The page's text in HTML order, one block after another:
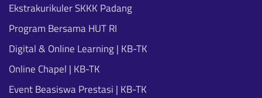
Ekstrakurikuler SKKK Padang
Program Bersama HUT RI
Digital & Online Learning | KB-TK
Online Chapel | KB-TK
Event Beasiswa Prestasi | KB-TK